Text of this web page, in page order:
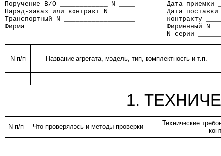
Поручение В/О ____________ N ____        Дата приемки
Наряд-заказ или контракт N ______        Дата поставки
Транспортный N __________________        контракту
Фирма ___________________________        Фирменный N
N серии
N п/п Название агрегата, модель, тип, комплектность и т.п.
1.
N п/п Что проверялось и методы проверки
Технические